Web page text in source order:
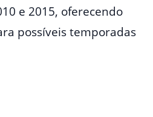
e 2015, oferecendo
possíveis temporadas